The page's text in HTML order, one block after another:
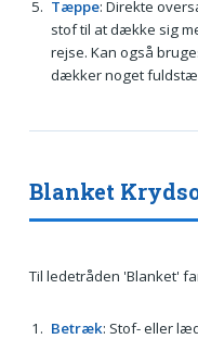
Tæppe: Direkte
stof til at dække sig
rejse. Kan også
dækker noget
Blanket
Til ledetråden 'Blanket'
Betræk: Stof- eller